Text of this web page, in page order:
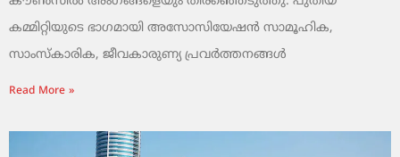
കമ്മിറ്റിയുടെ ഭാഗമായി അസോസിയേഷൻ സാമൂഹിക,
സാംസ്‌കാരിക, ജീവകാരുണ്യ പ്രവർത്തനങ്ങൾ
Read More »